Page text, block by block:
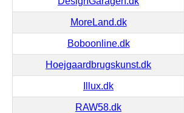
MoreLand.dk
Boboonline.dk
Hoejgaardbrugskunst.dk
Illux.dk
RAW58.dk